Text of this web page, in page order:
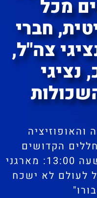
מכל
חברי
צה"ל,
נציגי
והאופוזיציה
הקדושים
בבני ברק ביום הזכרון בשעה 13:00: מארגני
לעולם לא ישכח